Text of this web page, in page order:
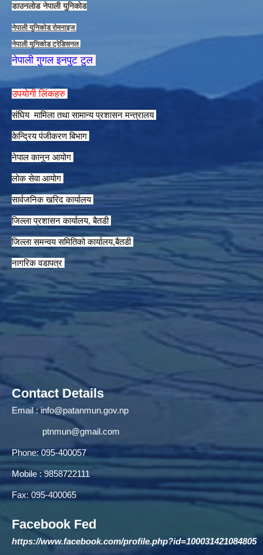
डाउनलाेड नेपाली युनिकाेड
नेपाली युनिकाेड राेमनाइज
नेपाली युनिकाेड ट्रेडिसनल
नेपाली गुगल इनपुट टुल
उपयाेगी लिंकहरु
संघिय मामिला तथा सामान्य प्रशासन मन्त्रालय
केन्द्रिय पंजीकरण बिभाग
नेपाल कानुन आयाेग
लाेक सेवा आयाेग
सार्वजनिक खरिद कार्यालय
जिल्ला प्रशासन कार्यालय, बैतडी
जिल्ला समन्वय समितिको कार्यालय,बैतडी
नागरिक वडापत्र
Contact Details
Email :info@patanmun.gov.np
ptnmun@gmail.com
Phone: 095-400057
Mobile : 9858722111
Fax: 095-400065
Facebook Fed
https://www.facebook.com/profile.php?id=100031421084805